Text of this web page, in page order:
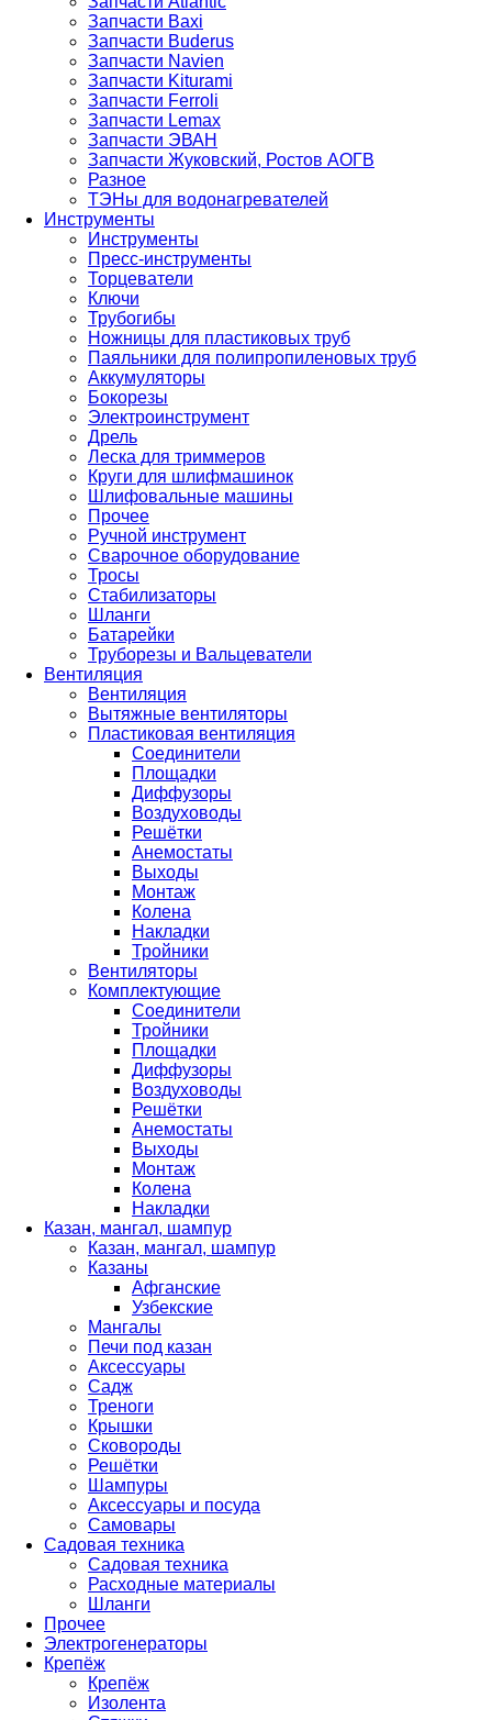
Запчасти Baxi
Запчасти Buderus
Запчасти Navien
Запчасти Kiturami
Запчасти Ferroli
Запчасти Lemax
Запчасти ЭВАН
Запчасти Жуковский, Ростов АОГВ
Разное
ТЭНы для водонагревателей
Инструменты
Инструменты
Пресс-инструменты
Торцеватели
Ключи
Трубогибы
Ножницы для пластиковых труб
Паяльники для полипропиленовых труб
Аккумуляторы
Бокорезы
Электроинструмент
Дрель
Леска для триммеров
Круги для шлифмашинок
Шлифовальные машины
Прочее
Ручной инструмент
Сварочное оборудование
Тросы
Стабилизаторы
Шланги
Батарейки
Труборезы и Вальцеватели
Вентиляция
Вентиляция
Вытяжные вентиляторы
Пластиковая вентиляция
Соединители
Площадки
Диффузоры
Воздуховоды
Решётки
Анемостаты
Выходы
Монтаж
Колена
Накладки
Тройники
Вентиляторы
Комплектующие
Соединители
Тройники
Площадки
Диффузоры
Воздуховоды
Решётки
Анемостаты
Выходы
Монтаж
Колена
Накладки
Казан, мангал, шампур
Казан, мангал, шампур
Казаны
Афганские
Узбекские
Мангалы
Печи под казан
Аксессуары
Садж
Треноги
Крышки
Сковороды
Решётки
Шампуры
Аксессуары и посуда
Самовары
Садовая техника
Садовая техника
Расходные материалы
Шланги
Прочее
Электрогенераторы
Крепёж
Крепёж
Изолента